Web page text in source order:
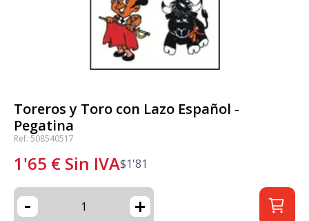
Toreros y Toro con Lazo Español -
Pegatina
Ref: 508540517
1'65 € Sin IVA$1'81
- +